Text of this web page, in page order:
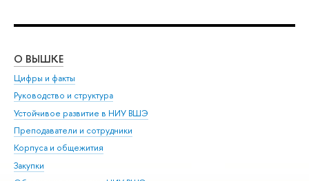
О ВЫШКЕ
Цифры и факты
Руководство и структура
Устойчивое развитие в НИУ ВШЭ
Преподаватели и сотрудники
Корпуса и общежития
Закупки